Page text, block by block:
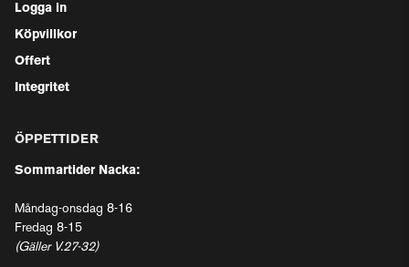
Logga in
Köpvillkor
Offert
Integritet
ÖPPETTIDER
Sommartider Nacka:
Måndag-onsdag 8-16
Fredag 8-15
(Gäller V.27-32)